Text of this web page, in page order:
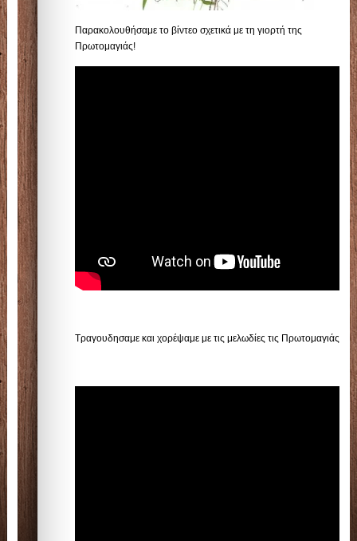
Παρακολουθήσαμε το βίντεο σχετικά με τη γιορτή της
Πρωτομαγιάς!
Τραγουδησαμε και χορέψαμε με τις μελωδίες τις Πρωτομαγιάς!